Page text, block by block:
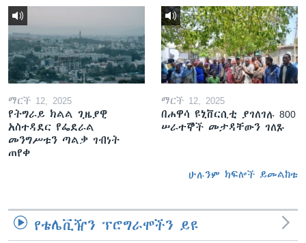
ማርች 12, 2025
የትግራይ ክልል ጊዜያዊ
አስተዳደር የፌደራል
መንግሥቱን ጣልቃ ገብነት
ጠየቀ
ማርች 12, 2025
በሐዋሳ ዩኒቨርሲቲ ያገለገሉ 800
ሠራተኞች መታዳቸውን ገለጹ
ሁሉንም ክፍሎች ይመልከቱ
የቴሌቪዥን ፕሮግራሞችን ይዩ